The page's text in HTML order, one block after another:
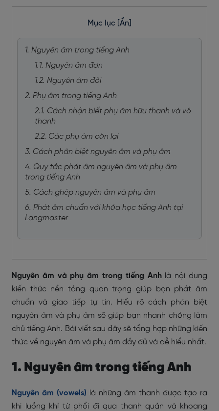
Mục lục [Ẩn]
1. Nguyên âm trong tiếng Anh
1.1. Nguyên âm đơn
1.2. Nguyên âm đôi
2. Phụ âm trong tiếng Anh
2.1. Cách nhận biết phụ âm hữu thanh và vô
thanh
2.2. Các phụ âm còn lại
3. Cách phân biệt nguyên âm và phụ âm
4. Quy tắc phát âm nguyên âm và phụ âm
trong tiếng Anh
5. Cách ghép nguyên âm và phụ âm
6. Phát âm chuẩn với khóa học tiếng Anh tại
Langmaster
Nguyên âm và phụ âm trong tiếng Anhlà nội dung
kiến thức nền tảng quan trọng giúp bạn phát âm
chuẩn và giao tiếp tự tin. Hiểu rõ cách phân biệt
nguyên âm và phụ âm sẽ giúp bạn nhanh chóng làm
chủ tiếng Anh. Bài viết sau đây sẽ tổng hợp những kiến
thức về nguyên âm và phụ âm đầy đủ và dễ hiểu nhất.
1. Nguyên âm trong tiếng Anh
Nguyên âm (vowels) là những âm thanh được tạo ra
khi luồng khí từ phổi đi qua thanh quản và khoang